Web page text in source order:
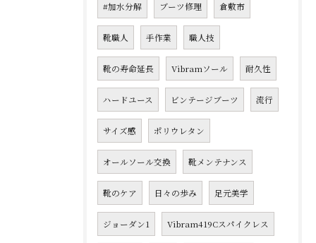
#加水分解 ブーツ修理 倉敷市
靴職人 手作業 職人技
靴の寿命延長 Vibramソール 耐久性
ハードユース ビンテージブーツ 流行
サイズ感 ポリウレタン
オールソール交換 靴メンテナンス
靴のケア 日々の歩み 足元美学
ジョーダン1 Vibram419Cスパイクレス